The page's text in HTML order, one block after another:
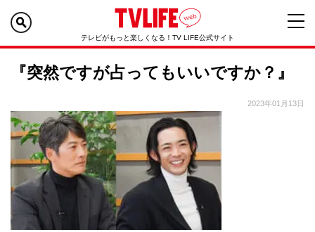
テレビがもっと楽しくなる！TV LIFE公式サイト
『突然ですが占ってもいいですか？』
2023年01月13日